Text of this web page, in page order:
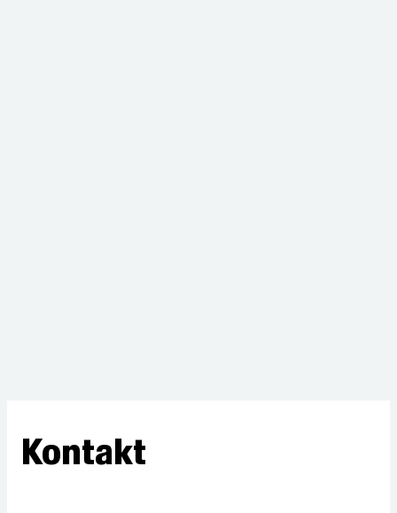
Kontakt